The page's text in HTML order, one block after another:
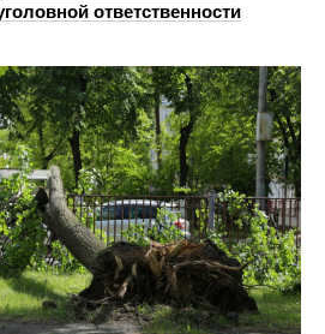
ответственности